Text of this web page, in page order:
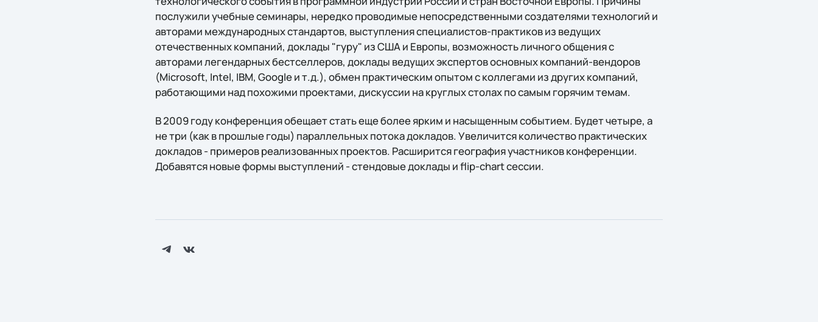
послужили учебные семинары, нередко проводимые непосредственными создателями технологий и
авторами международных стандартов, выступления специалистов-практиков из ведущих
отечественных компаний, доклады "гуру" из США и Европы, возможность личного общения с
авторами легендарных бестселлеров, доклады ведущих экспертов основных компаний-вендоров
(Microsoft, Intel, IBM, Google и т.д.), обмен практическим опытом с коллегами из других компаний,
работающими над похожими проектами, дискуссии на круглых столах по самым горячим темам.
В 2009 году конференция обещает стать еще более ярким и насыщенным событием. Будет четыре, а
не три (как в прошлые годы) параллельных потока докладов. Увеличится количество практических
докладов - примеров реализованных проектов. Расширится география участников конференции.
Добавятся новые формы выступлений - стендовые доклады и flip-chart сессии.